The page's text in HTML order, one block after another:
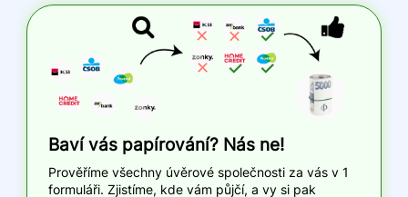
Baví vás papírování? Nás ne!
Prověříme všechny úvěrové společnosti za vás v 1
formuláři. Zjistíme, kde vám půjčí, a vy si pak